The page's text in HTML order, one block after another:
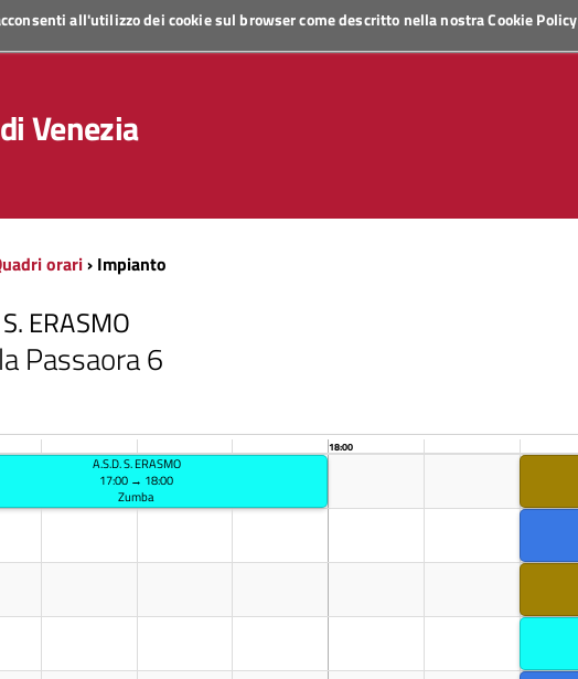
all'utilizzo dei cookie sul browser come descritto nella nostraCookie Policy
Venezia
orari› Impianto
ERASMO
Passaora 6
18:00
A.S.D. S. ERASMO
17:00 → 18:00
Zumba